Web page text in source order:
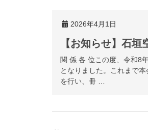
2026年4月1日
【お知らせ】石
関 係 各 位この度、令和8
となりました。これまで
を行い、冊 …